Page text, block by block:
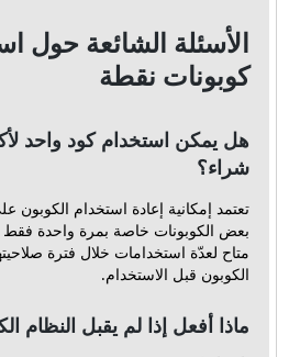
الأسئلة الشائعة حول
كوبونات نقطة
هل يمكن استخدام كود واحد
شراء؟
تعتمد إمكانية إعادة استخدام
بعض الكوبونات خاصة بمرة واحدة
متاح لعدّة استخدامات خلال فترة
الكوبون قبل الاستخدام.
ماذا أفعل إذا لم يقبل النظام